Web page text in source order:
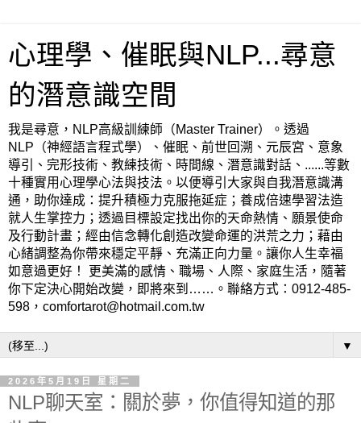
心理學、催眠與NLP...尋意
的潛意識空間
我是尋意，NLP高級訓練師（Master Trainer）。透過
NLP（神經語言程式學）、催眠、前世回溯、元辰宮、意象
導引、完形技術、教練技術、時間線、潛意識對話、......等數
十種實用心理學心法與技法。以便導引大家與自我潛意識溝
通，助你達成：提升積極力克服拖延症；養成倍速學習法造
就人生掌控力；透過目標設定找出你的天命熱情、願景使命
及行動計畫；經由信念轉化創造改變命運的洪荒之力；藉由
心緒調整為你帶來穩定平靜、充滿正向力量。讓你人生幸福
如意過更好！ 更美滿的感情、職場、人際、家庭生活，隨著
你下定決心開始改變，即將來到……。聯絡方式：0912-485-
598，comfortarot@hotmail.com.tw
▼
2026年5月19日 星期二
NLP聊天室：關於夢，你值得知道的那